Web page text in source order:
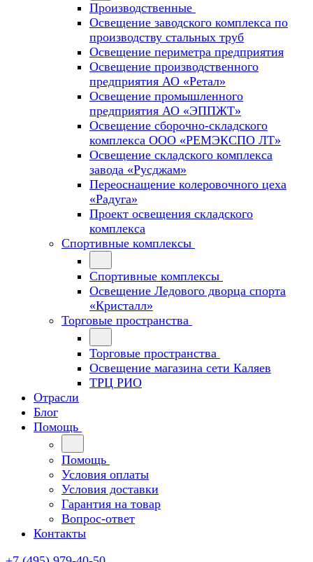
Производственные
Освещение заводского комплекса по
производству стальных труб
Освещение периметра предприятия
Освещение производственного
предприятия АО «Ретал»
Освещение промышленного
предприятия АО «ЭППЖТ»
Освещение сборочно-складского
комплекса ООО «РЕМЭКСПО ЛТ»
Освещение складского комплекса
завода «Русджам»
Переоснащение колеровочного цеха
«Радуга»
Проект освещения складского
комплекса
Спортивные комплексы
Спортивные комплексы
Освещение Ледового дворца спорта
«Кристалл»
Торговые пространства
Торговые пространства
Освещение магазина сети Каляев
ТРЦ РИО
Отрасли
Блог
Помощь
Помощь
Условия оплаты
Условия доставки
Гарантия на товар
Вопрос-ответ
Контакты